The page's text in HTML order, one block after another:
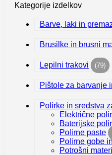
Kategorije izdelkov
Barve, laki in
Brusilke in brusni
Lepilni trakovi (79)
Pištole za barvanje
Polirke in sredstva
Električne
Baterijske
Polirne paste
Polirne gobe
Potrošni